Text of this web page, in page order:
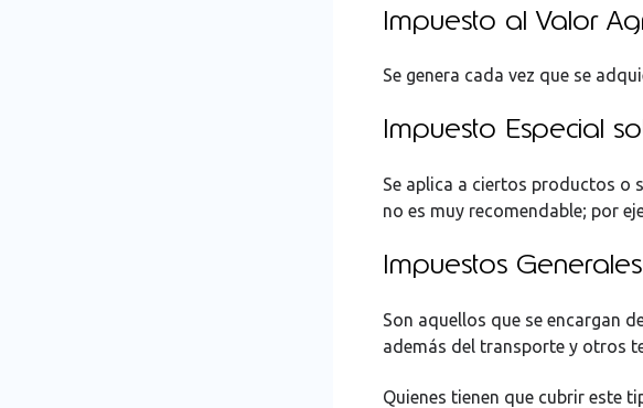
Impuesto al Valor
Se genera cada vez que se
Impuesto Especial
Se aplica a ciertos productos o
no es muy recomendable; por
Impuestos
Son aquellos que se encargan
además del transporte y otros
Quienes tienen que cubrir este